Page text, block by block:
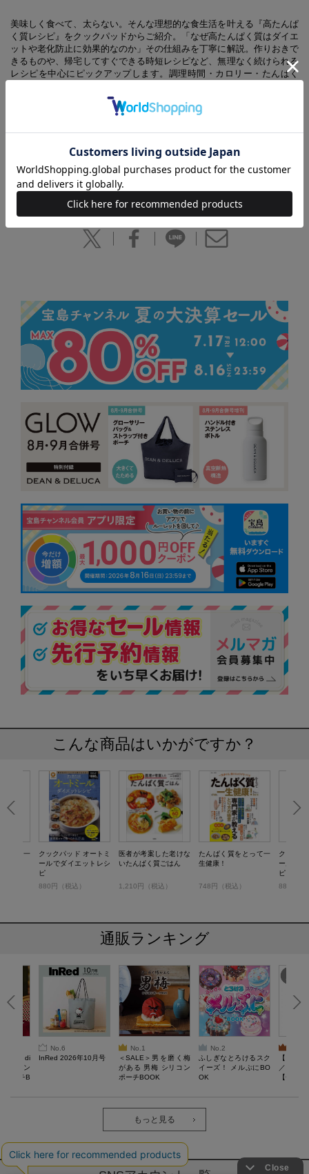
美味しく食べて、太らない。そんな理想的な食生活を叶える『高たんぱ
く質レシピ』をクックパッドからご紹介。「なぜ高たんぱく質はダイエ
ットや老化防止に効果的なのか」その仕組みを丁寧に解説。作りおきで
きるものや、帰宅してすぐできる時短レシピなど、無理なく続けられる
レシピを中心にピックアップします。調理時間・カロリー・たんぱく
【あわせ買い時の配送について】
予約商品と他商品を同時にお求めの場合、最も発売日の遅い商品に合わ
せての一括配送となります。
ご注意ください。別々の配送をご希望の場合は、お手数をおかけします
こんな商品はいかがですか？
とって一
クックパッド オートミ
ールでダイエットレシ
ピ
880円（税込）
医者が考案した老けな
いたんぱく質ごはん
1,210円（税込）
たんぱく質をとって一
生健康！
748円（税込）
クックパ
ールで
ピ
880円（
通販ランキング
di
ティン
ポーチB
No.6
InRed 2026年10月号
No.1
＜SALE＞男を磨く梅
がある 男梅 シリコン
ポーチBOOK
No.2
ふしぎなとろけるスク
イーズ！ メルぷにBO
OK
【
／Lサイ
【一般
ウェア
もっと見る